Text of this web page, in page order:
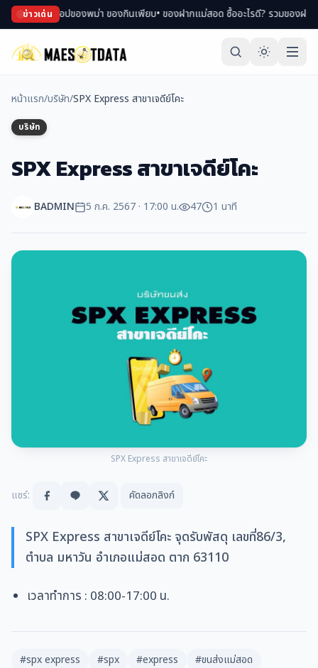
ข่าวเด่น
นตลาด ช้อปของพม่า ของกินเพียบ• ของฝากแม่สอด ซื้ออะไรดี? รวมของฝาก สิน
หน้าแรก/บริษัท/SPX Express สาขาเจดีย์โคะ
บริษัท
SPX Express สาขาเจดีย์โคะ
BADMIN 5 ก.ค. 2567 · 17:00 น. 47 1 นาที
SPX Express สาขาเจดีย์โคะ
แชร์: คัดลอกลิงก์
SPX Express สาขาเจดีย์โคะ จุดรับพัสดุ เลขที่86/3,
ตำบล มหาวัน อำเภอแม่สอด ตาก 63110
เวลาทำการ : 08:00-17:00 น.
#spx express #spx #express
#ขนส่งแม่สอด